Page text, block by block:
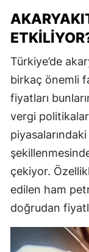
Türkiye’de
birkaç önemli
fiyatları
vergi
çekiyor.
edilen ham
doğrudan